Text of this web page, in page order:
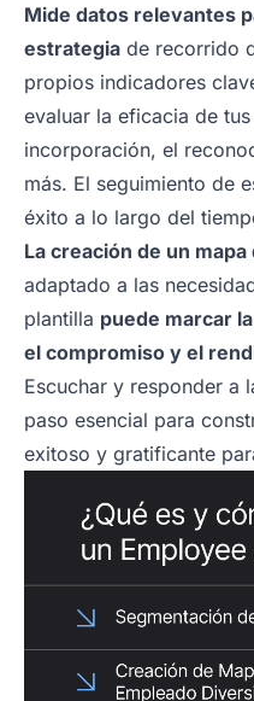
Mide datos relevantes
estrategia de recorrido
propios indicadores
evaluar la eficacia de
incorporación, el
más. El seguimiento de
éxito a lo largo del
La creación de un
adaptado a las
plantilla puede marcar
el compromiso y el
Escuchar y responder a
paso esencial para
exitoso y gratificante